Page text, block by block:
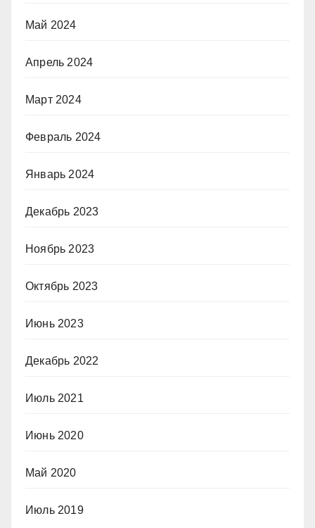
Май 2024
Апрель 2024
Март 2024
Февраль 2024
Январь 2024
Декабрь 2023
Ноябрь 2023
Октябрь 2023
Июнь 2023
Декабрь 2022
Июль 2021
Июнь 2020
Май 2020
Июль 2019